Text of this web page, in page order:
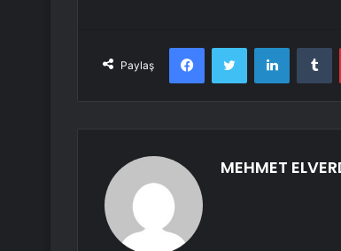
Paylaş
FacebookTwitter LinkedIn
MEHMET